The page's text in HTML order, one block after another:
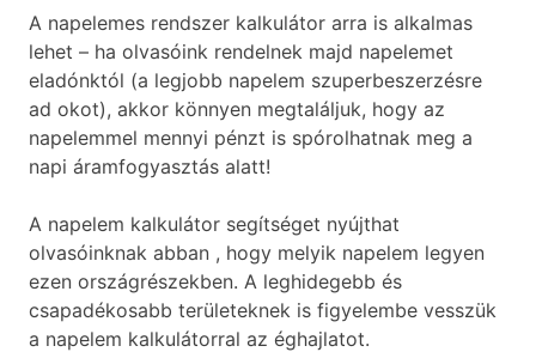
A napelemes rendszer kalkulátor arra is alkalmas
lehet – ha olvasóink rendelnek majd napelemet
eladónktól (a legjobb napelem szuperbeszerzésre
ad okot), akkor könnyen megtaláljuk, hogy az
napelemmel mennyi pénzt is spórolhatnak meg a
napi áramfogyasztás alatt!
A napelem kalkulátor segítséget nyújthat
olvasóinknak abban , hogy melyik napelem legyen
ezen országrészekben. A leghidegebb és
csapadékosabb területeknek is figyelembe vesszük
a napelem kalkulátorral az éghajlatot.